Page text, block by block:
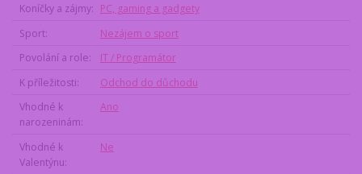
Koníčky a zájmy
PC, gaming a gadgety
Sport
Nezájem o sport
Povolání a role
IT / Programátor
K příležitosti
Odchod do důchodu
Vhodné k
narozeninám
Ano
Vhodné k
Valentýnu
Ne